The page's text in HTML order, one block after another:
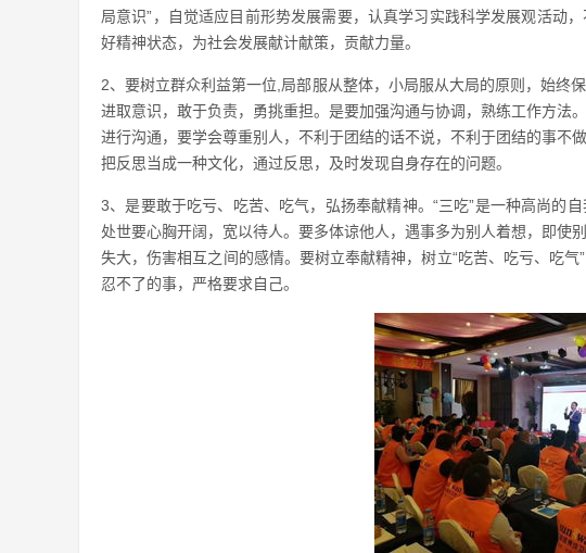
局意识”，自觉适应目前形势发展需要，认真学习实践科学发展观活动
好精神状态，为社会发展献计献策，贡献力量。
2、要树立群众利益第一位,局部服从整体，小局服从大局的原则，始终
进取意识，敢于负责，勇挑重担。是要加强沟通与协调，熟练工作方法
进行沟通，要学会尊重别人，不利于团结的话不说，不利于团结的事不
把反思当成一种文化，通过反思，及时发现自身存在的问题。
3、是要敢于吃亏、吃苦、吃气，弘扬奉献精神。“三吃”是一种高尚的
处世要心胸开阔，宽以待人。要多体谅他人，遇事多为别人着想，即使
失大，伤害相互之间的感情。要树立奉献精神，树立“吃苦、吃亏、吃
忍不了的事，严格要求自己。